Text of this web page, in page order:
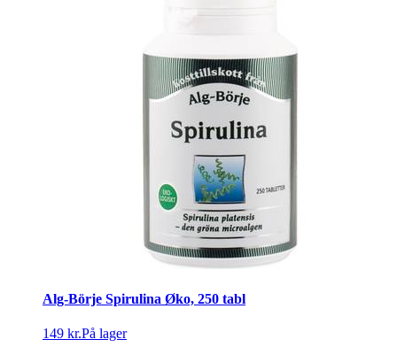
Alg-Börje Spirulina Øko, 250 tabl
149 kr.På lager